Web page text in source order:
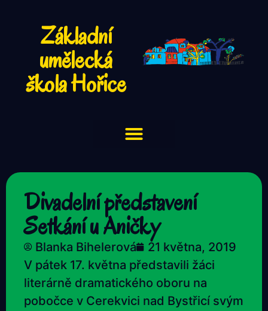
Základní
umělecká
škola Hořice
Divadelní představení
Setkání u Aničky
Blanka Bihelerová
21 května, 2019
V pátek 17. května představili žáci
literárně dramatického oboru na
pobočce v Cerekvici nad Bystřicí svým